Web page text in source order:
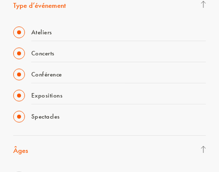
Type d’événement
Ateliers
Concerts
Conférence
Expositions
Spectacles
Âges